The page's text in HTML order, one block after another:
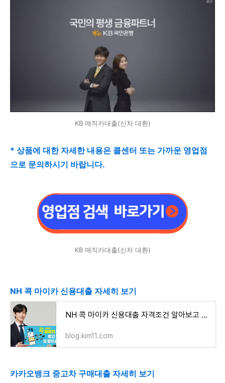
KB 매직카대출(신차 대환)
* 상품에 대한 자세한 내용은 콜센터 또는 가까운 영업점
으로 문의하시기 바랍니다.
KB 매직카대출(신차 대환)
NH 콕 마이카 신용대출 자세히 보기
NH 콕 마이카 신용대출 자격조건 알아보고 신청하기(최대 5천만원까지)
blog.kim11.com
카카오뱅크 중고차 구매대출 자세히 보기